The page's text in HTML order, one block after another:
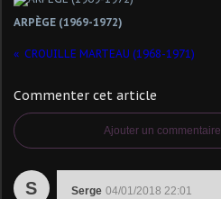
ARPÈGE (1969-1972)
CROUILLE MARTEAU (1968-1971)
Commenter cet article
Ajouter un commentaire
S Serge 04/01/2018 22:01